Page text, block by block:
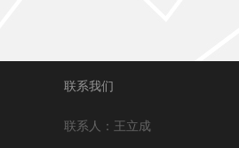
联系我们
联系人：王立成